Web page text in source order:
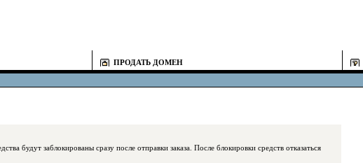
ПРОДАТЬ ДОМЕН
сразу после отправки заказа. После блокировки средств отказаться